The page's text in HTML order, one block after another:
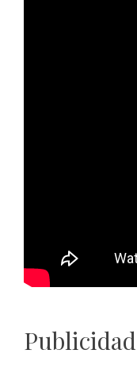
Publicidad